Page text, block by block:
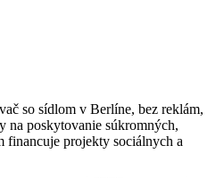
so sídlom v Berlíne, bez reklám,
na poskytovanie súkromných,
financuje projekty sociálnych a